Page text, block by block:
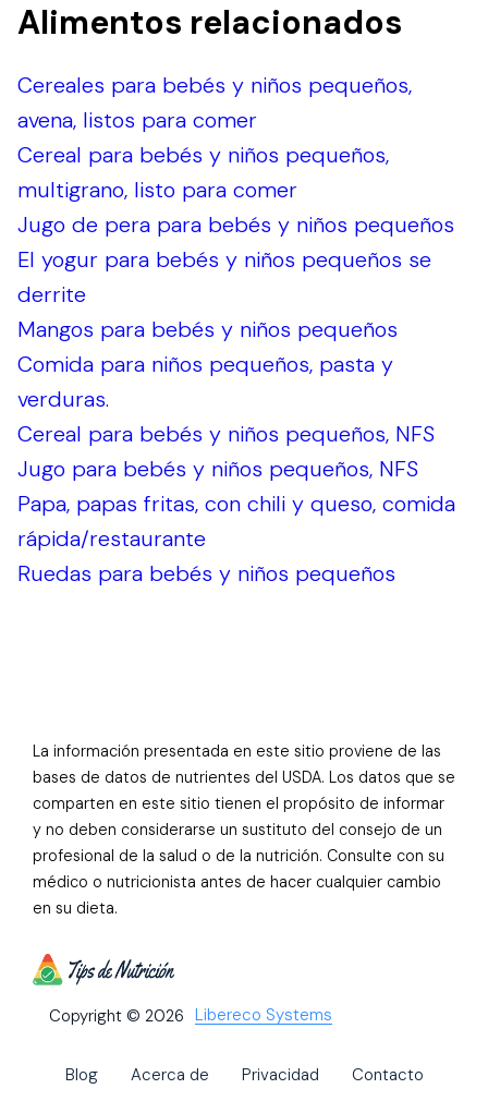
Alimentos relacionados
Cereales para bebés y niños pequeños,
avena, listos para comer
Cereal para bebés y niños pequeños,
multigrano, listo para comer
Jugo de pera para bebés y niños pequeños
El yogur para bebés y niños pequeños se
derrite
Mangos para bebés y niños pequeños
Comida para niños pequeños, pasta y
verduras.
Cereal para bebés y niños pequeños, NFS
Jugo para bebés y niños pequeños, NFS
Papa, papas fritas, con chili y queso, comida
rápida/restaurante
Ruedas para bebés y niños pequeños
La información presentada en este sitio proviene de las
bases de datos de nutrientes del USDA. Los datos que se
comparten en este sitio tienen el propósito de informar
y no deben considerarse un sustituto del consejo de un
profesional de la salud o de la nutrición. Consulte con su
médico o nutricionista antes de hacer cualquier cambio
en su dieta.
Copyright © 2026 Libereco Systems
Blog Acerca de Privacidad Contacto